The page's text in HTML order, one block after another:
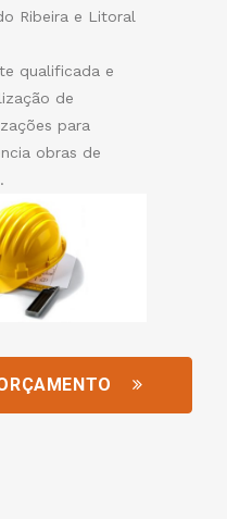
Ribeira e Litoral
qualificada e
de
para
obras de